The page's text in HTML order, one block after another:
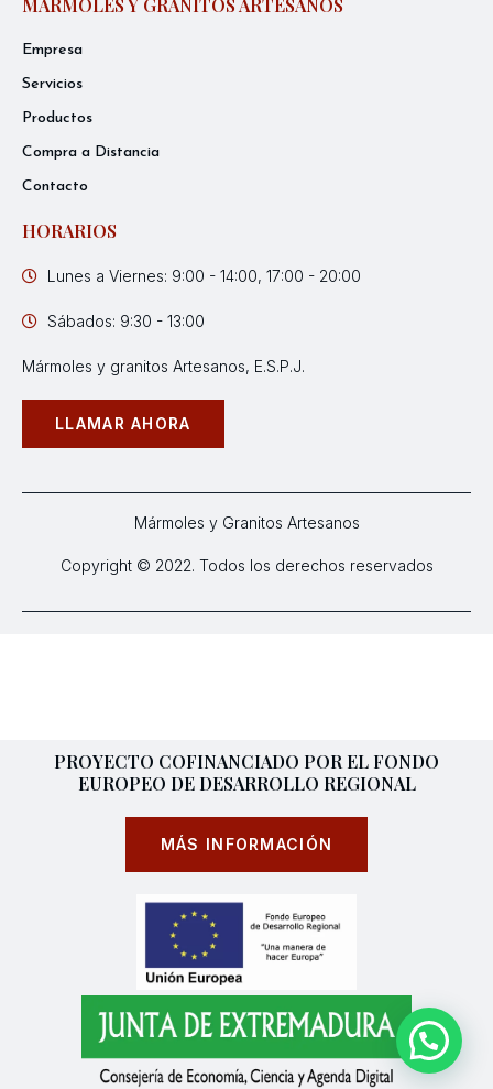
MÁRMOLES Y GRANITOS ARTESANOS
Empresa
Servicios
Productos
Compra a Distancia
Contacto
HORARIOS
Lunes a Viernes: 9:00 - 14:00, 17:00 - 20:00
Sábados: 9:30 - 13:00
Mármoles y granitos Artesanos, E.S.P.J.
LLAMAR AHORA
Mármoles y Granitos Artesanos
Copyright © 2022. Todos los derechos reservados
PROYECTO COFINANCIADO POR EL FONDO
EUROPEO DE DESARROLLO REGIONAL
MÁS INFORMACIÓN